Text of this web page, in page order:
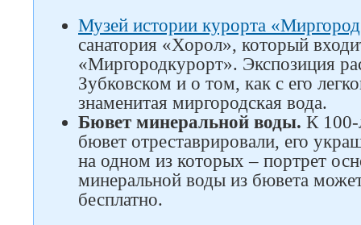
Музей истории курорта
санатория «Хорол», который
«Миргородкурорт». Экспозиция
Зубковском и о том, как с его
знаменитая миргородская вода.
Бювет минеральной воды. К 100-
бювет отреставрировали, его
на одном из которых – портрет
минеральной воды из бювета
бесплатно.
Следите за нами в соцсетях